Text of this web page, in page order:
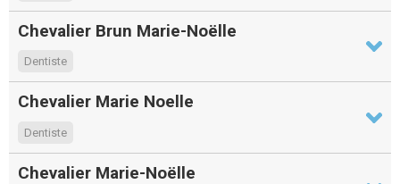
Chevalier Brun Marie-Noëlle
Dentiste
Chevalier Marie Noelle
Dentiste
Chevalier Marie-Noëlle